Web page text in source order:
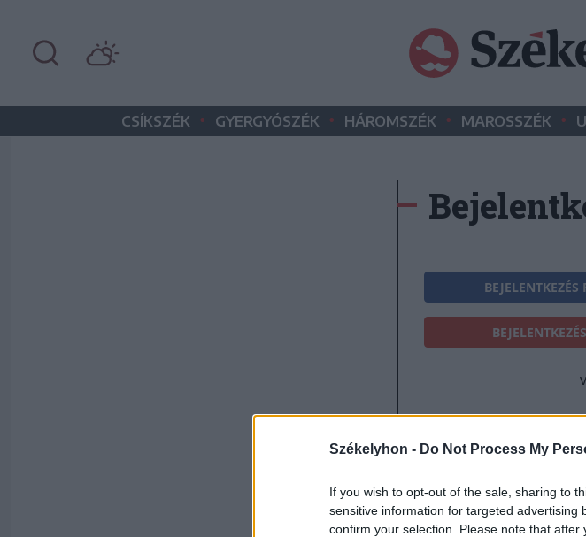
Székelyhon - Do Not Process My
If you wish to opt-out of the sale, sharing to
sensitive information for targeted advertising
confirm your selection. Please note that
CSÍKSZÉK • GYERGYÓSZÉK • HÁROMSZÉK • MAROSSZÉK •
E-mail-cím
Jelszó